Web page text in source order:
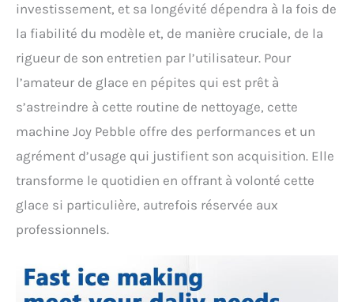
investissement, et sa longévité dépendra à la fois de
la fiabilité du modèle et, de manière cruciale, de la
rigueur de son entretien par l’utilisateur. Pour
l’amateur de glace en pépites qui est prêt à
s’astreindre à cette routine de nettoyage, cette
machine Joy Pebble offre des performances et un
agrément d’usage qui justifient son acquisition. Elle
transforme le quotidien en offrant à volonté cette
glace si particulière, autrefois réservée aux
professionnels.